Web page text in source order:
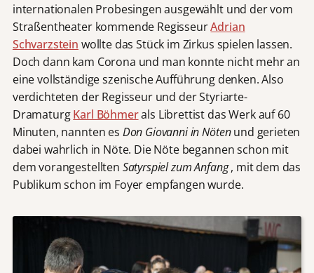
internationalen Probesingen ausgewählt und der vom
Straßentheater kommende RegisseurAdrian
Schvarzstein wollte das Stück im Zirkus spielen lassen.
Doch dann kam Corona und man konnte nicht mehr an
eine vollständige szenische Aufführung denken. Also
verdichteten der Regisseur und der Styriarte-
DramaturgKarl Böhmerals Librettist das Werk auf 60
Minuten, nannten es Don Giovanni in Nötenund gerieten
dabei wahrlich in Nöte. Die Nöte begannen schon mit
dem vorangestellten Satyrspiel zum Anfang, mit dem das
Publikum schon im Foyer empfangen wurde.